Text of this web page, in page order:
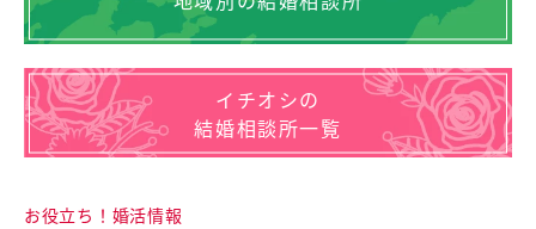
イチオシの
結婚相談所一覧
お役立ち！婚活情報